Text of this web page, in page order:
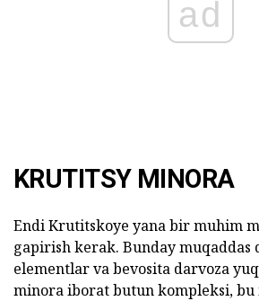
ad
KRUTITSY MINORA
Endi Krutitskoye yana bir muhim
gapirish kerak. Bunday muqaddas
elementlar va bevosita darvoza
minora iborat butun kompleksi,